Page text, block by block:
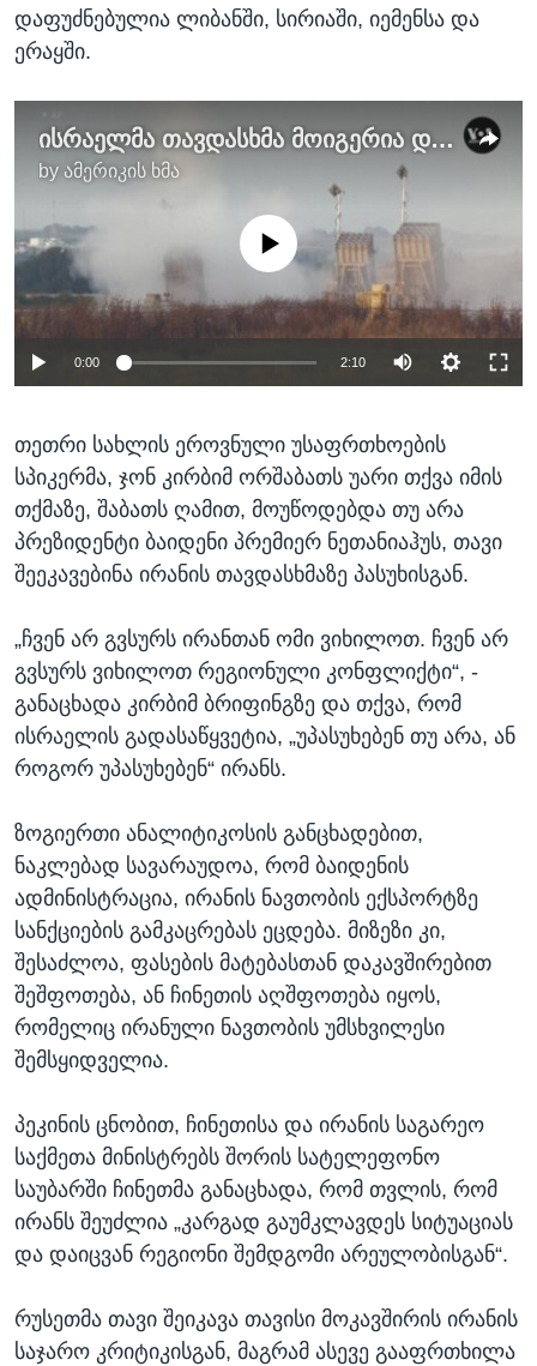
დაფუძნებულია ლიბანში, სირიაში, იემენსა და
ერაყში.
ისრაელმა თავდასხმა მოიგერია და საპასუხო დარტყმისთვის ემზადება
by ამერიკის ხმა
No media source currently available
0:00 2:10
თეთრი სახლის ეროვნული უსაფრთხოების
სპიკერმა, ჯონ კირბიმ ორშაბათს უარი თქვა იმის
თქმაზე, შაბათს ღამით, მოუწოდებდა თუ არა
პრეზიდენტი ბაიდენი პრემიერ ნეთანიაჰუს, თავი
შეეკავებინა ირანის თავდასხმაზე პასუხისგან.
„ჩვენ არ გვსურს ირანთან ომი ვიხილოთ. ჩვენ არ
გვსურს ვიხილოთ რეგიონული კონფლიქტი“, -
განაცხადა კირბიმ ბრიფინგზე და თქვა, რომ
ისრაელის გადასაწყვეტია, „უპასუხებენ თუ არა, ან
როგორ უპასუხებენ“ ირანს.
ზოგიერთი ანალიტიკოსის განცხადებით,
ნაკლებად სავარაუდოა, რომ ბაიდენის
ადმინისტრაცია, ირანის ნავთობის ექსპორტზე
სანქციების გამკაცრებას ეცდება. მიზეზი კი,
შესაძლოა, ფასების მატებასთან დაკავშირებით
შეშფოთება, ან ჩინეთის აღშფოთება იყოს,
რომელიც ირანული ნავთობის უმსხვილესი
შემსყიდველია.
პეკინის ცნობით, ჩინეთისა და ირანის საგარეო
საქმეთა მინისტრებს შორის სატელეფონო
საუბარში ჩინეთმა განაცხადა, რომ თვლის, რომ
ირანს შეუძლია „კარგად გაუმკლავდეს სიტუაციას
და დაიცვან რეგიონი შემდგომი არეულობისგან“.
რუსეთმა თავი შეიკავა თავისი მოკავშირის ირანის
საჯარო კრიტიკისგან, მაგრამ ასევე გააფრთხილა